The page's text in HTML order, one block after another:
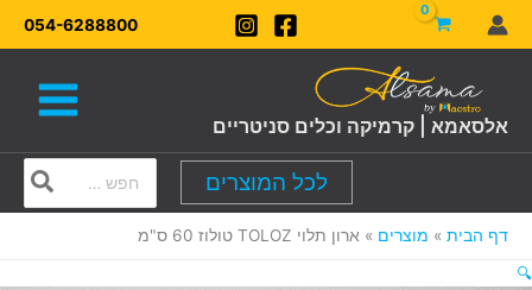
דילוג
לתוכן
054-6288800
אלסאמא | קרמיקה וכלים סניטריים
לכל המוצרים
for:
דף הבית מוצרים
ארון תלוי TOLOZ טולוז 60 ס"מ
🔍